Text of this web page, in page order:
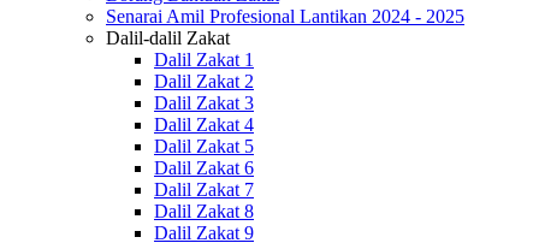
Senarai Amil Profesional Lantikan 2024 - 2025
Dalil-dalil Zakat
Dalil Zakat 1
Dalil Zakat 2
Dalil Zakat 3
Dalil Zakat 4
Dalil Zakat 5
Dalil Zakat 6
Dalil Zakat 7
Dalil Zakat 8
Dalil Zakat 9